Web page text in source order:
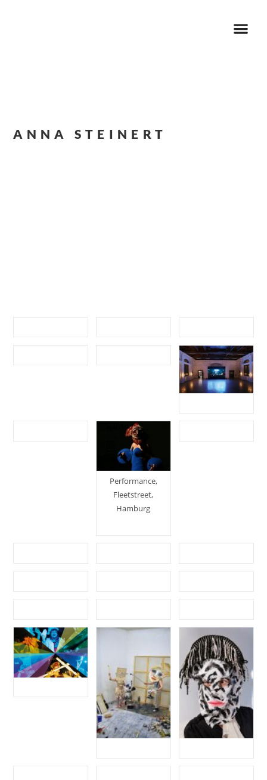
ANNA STEINERT
Performance,
Fleetstreet,
Hamburg